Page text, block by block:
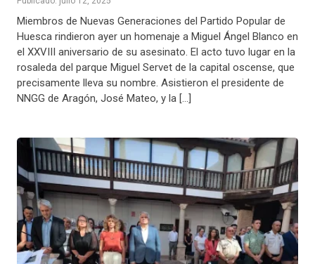
Miembros de Nuevas Generaciones del Partido Popular de
Huesca rindieron ayer un homenaje a Miguel Ángel Blanco en
el XXVIII aniversario de su asesinato. El acto tuvo lugar en la
rosaleda del parque Miguel Servet de la capital oscense, que
precisamente lleva su nombre. Asistieron el presidente de
NNGG de Aragón, José Mateo, y la […]